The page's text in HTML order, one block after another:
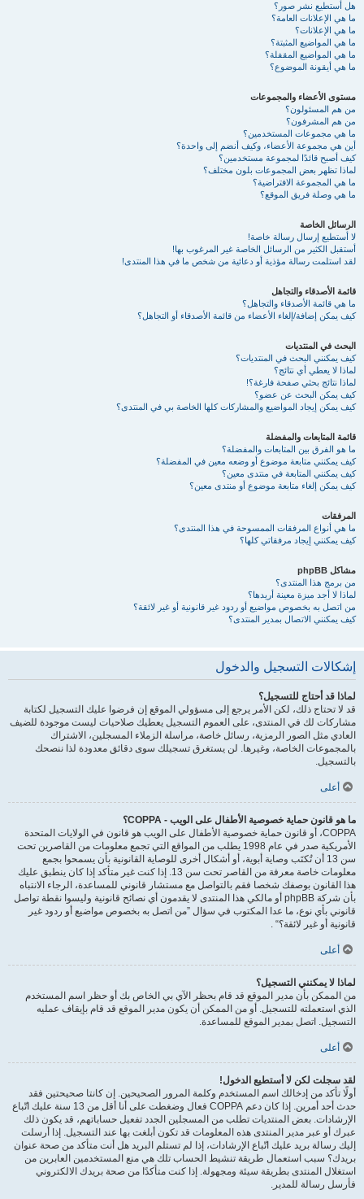
هل أستطيع نشر صور؟
ما هي الإعلانات العامة؟
ما هي الإعلانات؟
ما هي المواضيع المثبتة؟
ما هي المواضيع المقفلة؟
ما هي أيقونة الموضوع؟
مستوى الأعضاء والمجموعات
من هم المسئولون؟
من هم المشرفون؟
ما هي مجموعات المستخدمين؟
أين هي مجموعة الأعضاء، وكيف أنضم إلى واحدة؟
كيف أصبح قائدًا لمجموعة مستخدمين؟
لماذا تظهر بعض المجموعات بلون مختلف؟
ما هي المجموعة الافتراضية؟
ما هي وصلة فريق الموقع؟
الرسائل الخاصة
لا أستطيع إرسال رسالة خاصة!
أستقبل الكثير من الرسائل الخاصة غير المرغوب بها!
لقد استلمت رسالة مؤذية أو دعائية من شخص ما في هذا المنتدى!
قائمة الأصدقاء والتجاهل
ما هي قائمة الأصدقاء والتجاهل؟
كيف يمكن إضافة/إلغاء الأعضاء من قائمة الأصدقاء أو التجاهل؟
البحث في المنتديات
كيف يمكنني البحث في المنتديات؟
لماذا لا يعطي أي نتائج؟
لماذا نتائج بحثي صفحة فارغة؟!
كيف يمكن البحث عن عضو؟
كيف يمكن إيجاد المواضيع والمشاركات كلها الخاصة بي في المنتدى؟
قائمة المتابعات والمفضلة
ما هو الفرق بين المتابعات والمفضلة؟
كيف يمكنني متابعة موضوع أو وضعه معين في المفضلة؟
كيف يمكنني المتابعة في منتدى معين؟
كيف يمكن إلغاء متابعة موضوع أو منتدى معين؟
المرفقات
ما هي أنواع المرفقات الممسوحة في هذا المنتدى؟
كيف يمكنني إيجاد مرفقاتي كلها؟
مشاكل phpBB
من برمج هذا المنتدى؟
لماذا لا أجد ميزة معينة أريدها؟
من اتصل به بخصوص مواضيع أو ردود غير قانونية أو غير لائقة؟
كيف يمكنني الاتصال بمدير المنتدى؟
إشكالات التسجيل والدخول
لماذا قد أحتاج للتسجيل؟
قد لا تحتاج ذلك، لكن الأمر يرجع إلى مسؤولي الموقع إن فرضوا عليك التسجيل لكتابة
مشاركات لك في المنتدى، على العموم التسجيل يعطيك صلاحيات ليست موجودة للضيف
العادي مثل الصور الرمزية، رسائل خاصة، مراسلة الزملاء المسجلين، الاشتراك
بالمجموعات الخاصة، وغيرها. لن يستغرق تسجيلك سوى دقائق معدودة لذا ننصحك
بالتسجيل.
أعلى
ما هو قانون حماية خصوصية الأطفال على الويب - COPPA؟
COPPA، أو قانون حماية خصوصية الأطفال على الويب هو قانون في الولايات المتحدة
الأمريكية صدر في عام 1998 يطلب من المواقع التي تجمع معلومات من القاصرين تحت
سن 13 أن تُكتَب وصاية أبوية، أو أشكال أخرى للوصاية القانونية بأن يسمحوا بجمع
معلومات خاصة معرفة من القاصر تحت سن 13. إذا كنت غير متأكد إذا كان ينطبق عليك
هذا القانون بوصفك شخصا فقم بالتواصل مع مستشار قانوني للمساعدة، الرجاء الانتباه
بأن شركة phpBB أو مالكي هذا المنتدى لا يقدمون أي نصائح قانونية وليسوا نقطة تواصل
قانوني بأي نوع، ما عدا المكتوب في سؤال ”من اتصل به بخصوص مواضيع أو ردود غير
قانونية أو غير لائقة؟“ .
أعلى
لماذا لا يمكنني التسجيل؟
من الممكن بأن مدير الموقع قد قام بحظر الآي بي الخاص بك أو حظر اسم المستخدم
الذي استعملته للتسجيل. أو من الممكن أن يكون مدير الموقع قد قام بإيقاف عمليه
التسجيل. اتصل بمدير الموقع للمساعدة.
أعلى
لقد سجلت لكن لا أستطيع الدخول!
أولًا تأكد من إدخالك اسم المستخدم وكلمة المرور الصحيحين. إن كانتا صحيحتين فقد
حدث أحد أمرين. إذا كان دعم COPPA فعال وضغطت على أنا أقل من 13 سنة عليك اتّباع
الإرشادات. بعض المنتديات تطلب من المسجلين الجدد تفعيل حساباتهم، قد يكون ذلك
عبرك أو عبر مدير المنتدى هذه المعلومات قد تكون أبلغت بها عند التسجيل. إذا أرسلت
إليك رسالة بريد عليك اتّباع الإرشادات، إذا لم تستلم البريد هل أنت متأكد من صحة عنوان
بريدك؟ سبب استعمال طريقة تنشيط الحساب تلك هي منع المستخدمين العابرين من
استغلال المنتدى بطريقة سيئة ومجهولة. إذا كنت متأكدًا من صحة بريدك الالكتروني
فأرسل رسالة للمدير.